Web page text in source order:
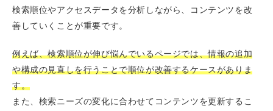
検索順位やアクセスデータを分析しながら、コンテンツを改
善していくことが重要です。
例えば、検索順位が伸び悩んでいるページでは、情報の追加
や構成の見直しを行うことで順位が改善するケースがありま
す。
また、検索ニーズの変化に合わせてコンテンツを更新するこ